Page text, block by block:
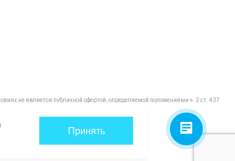
не является публичной офертой, определяемой положениями ч. 2 ст. 437
Принять